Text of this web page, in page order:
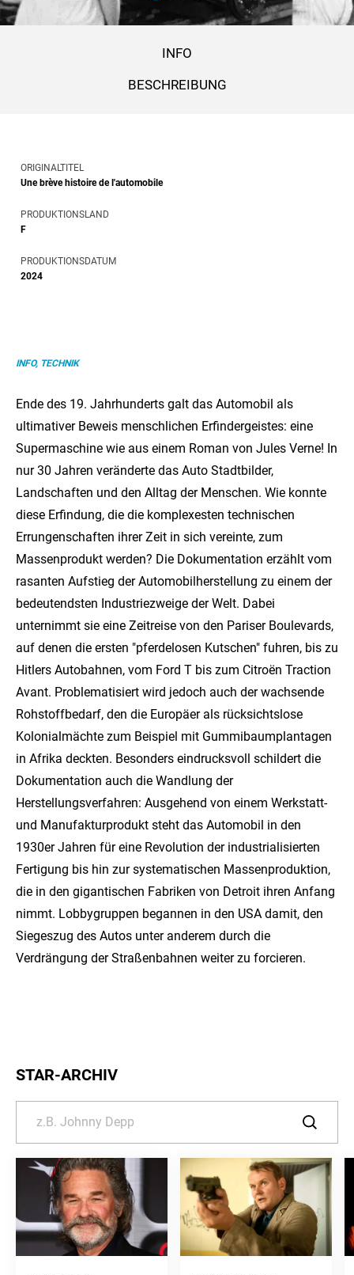
INFO
BESCHREIBUNG
ORIGINALTITEL
Une brève histoire de l'automobile
PRODUKTIONSLAND
F
PRODUKTIONSDATUM
2024
INFO, TECHNIK
Ende des 19. Jahrhunderts galt das Automobil als
ultimativer Beweis menschlichen Erfindergeistes: eine
Supermaschine wie aus einem Roman von Jules Verne! In
nur 30 Jahren veränderte das Auto Stadtbilder,
Landschaften und den Alltag der Menschen. Wie konnte
diese Erfindung, die die komplexesten technischen
Errungenschaften ihrer Zeit in sich vereinte, zum
Massenprodukt werden? Die Dokumentation erzählt vom
rasanten Aufstieg der Automobilherstellung zu einem der
bedeutendsten Industriezweige der Welt. Dabei
unternimmt sie eine Zeitreise von den Pariser Boulevards,
auf denen die ersten "pferdelosen Kutschen" fuhren, bis zu
Hitlers Autobahnen, vom Ford T bis zum Citroën Traction
Avant. Problematisiert wird jedoch auch der wachsende
Rohstoffbedarf, den die Europäer als rücksichtslose
Kolonialmächte zum Beispiel mit Gummibaumplantagen
in Afrika deckten. Besonders eindrucksvoll schildert die
Dokumentation auch die Wandlung der
Herstellungsverfahren: Ausgehend von einem Werkstatt-
und Manufakturprodukt steht das Automobil in den
1930er Jahren für eine Revolution der industrialisierten
Fertigung bis hin zur systematischen Massenproduktion,
die in den gigantischen Fabriken von Detroit ihren Anfang
nimmt. Lobbygruppen begannen in den USA damit, den
Siegeszug des Autos unter anderem durch die
Verdrängung der Straßenbahnen weiter zu forcieren.
STAR-ARCHIV